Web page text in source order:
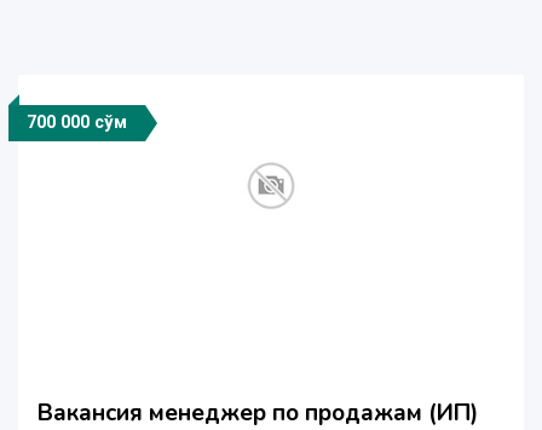
700 000 сўм
Вакансия менеджер по продажам (ИП)